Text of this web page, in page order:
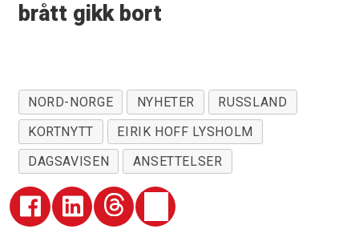
brått gikk bort
NORD-NORGE NYHETER
RUSSLAND
KORTNYTT
EIRIK HOFF LYSHOLM
DAGSAVISEN
ANSETTELSER